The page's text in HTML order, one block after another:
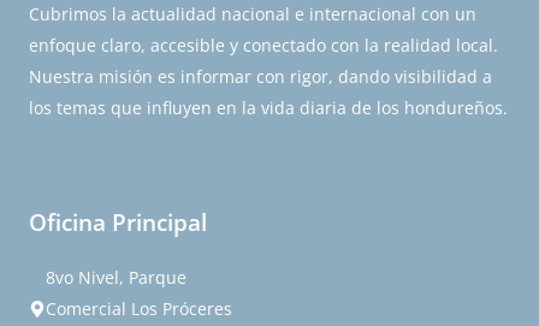
Cubrimos la actualidad nacional e internacional con un
enfoque claro, accesible y conectado con la realidad local.
Nuestra misión es informar con rigor, dando visibilidad a
los temas que influyen en la vida diaria de los hondureños.
Oficina Principal
8vo Nivel, Parque
Comercial Los Próceres